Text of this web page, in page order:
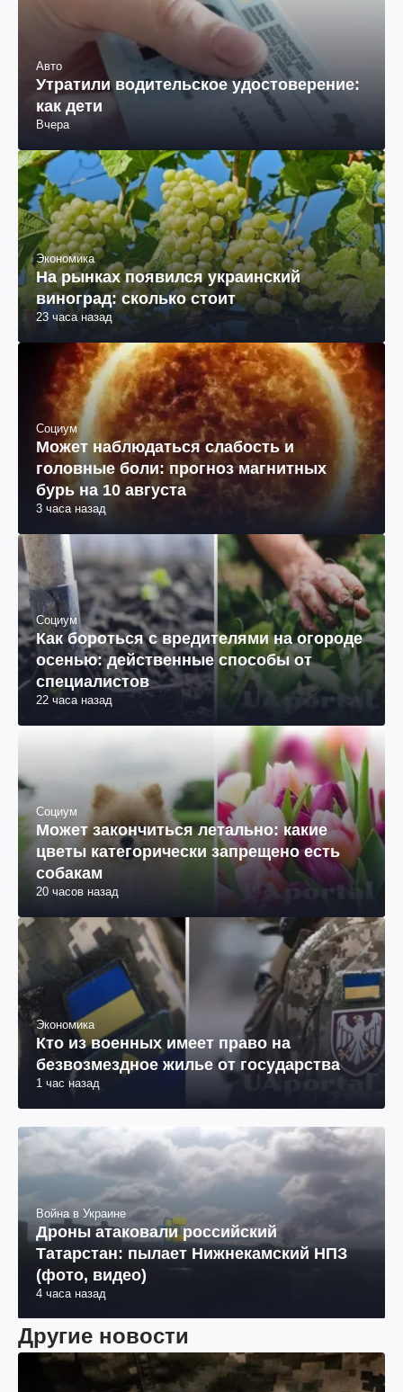
Авто
Утратили водительское удостоверение:
как дети
Вчера
Экономика
На рынках появился украинский
виноград: сколько стоит
23 часа назад
Социум
Может наблюдаться слабость и
головные боли: прогноз магнитных
бурь на 10 августа
3 часа назад
Социум
Как бороться с вредителями на огороде
осенью: действенные способы от
специалистов
22 часа назад
Социум
Может закончиться летально: какие
цветы категорически запрещено есть
собакам
20 часов назад
Экономика
Кто из военных имеет право на
безвозмездное жилье от государства
1 час назад
Война в Украине
Дроны атаковали российский
Татарстан: пылает Нижнекамский НПЗ
(фото, видео)
4 часа назад
Другие новости